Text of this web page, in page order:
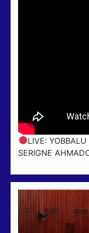
LIVE:
SERIGNE